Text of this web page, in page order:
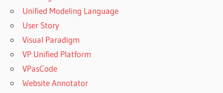
Unified Modeling Language
User Story
Visual Paradigm
VP Unified Platform
VPasCode
Website Annotator